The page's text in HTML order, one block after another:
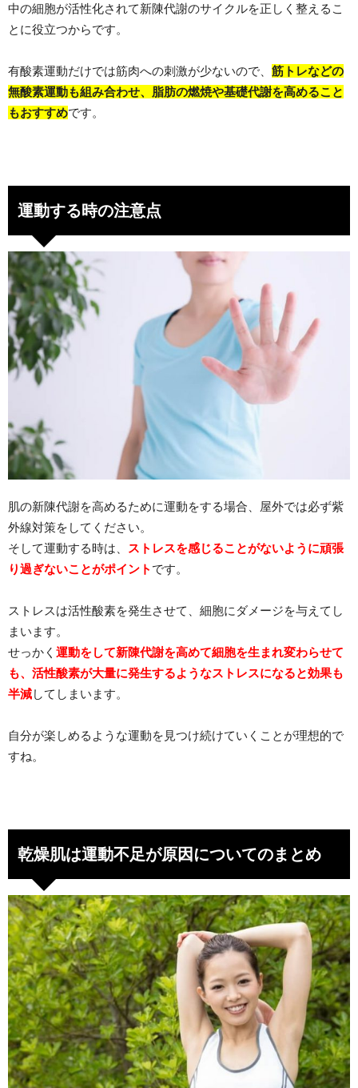
中の細胞が活性化されて新陳代謝のサイクルを正しく整えるこ
とに役立つからです。
有酸素運動だけでは筋肉への刺激が少ないので、 筋トレなどの
無酸素運動も組み合わせ、脂肪の燃焼や基礎代謝を高めること
もおすすめです。
運動する時の注意点
肌の新陳代謝を高めるために運動をする場合、屋外では必ず紫
外線対策をしてください。
そして運動する時は、
ストレスを感じることがないように頑張
り過ぎないことがポイント です。
ストレスは活性酸素を発生させて、細胞にダメージを与えてし
まいます。
せっかく 運動をして新陳代謝を高めて細胞を生まれ変わらせて
も、活性酸素が大量に発生するようなストレスになると効果も
半減してしまいます。
自分が楽しめるような運動を見つけ続けていくことが理想的で
すね。
乾燥肌は運動不足が原因についてのまとめ